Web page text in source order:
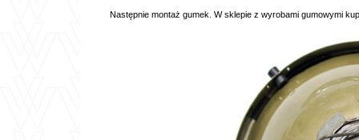
Następnie montaż gumek. W sklepie z wyrobami gumowymi